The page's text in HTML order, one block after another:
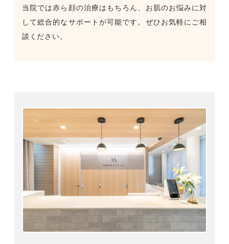
当院では赤ら顔の治療はもちろん、お肌のお悩みに対
して総合的なサポートが可能です。ぜひお気軽にご相
談ください。